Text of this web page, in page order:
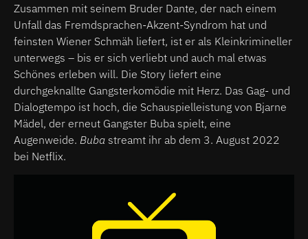
Zusammen mit seinem Bruder Dante, der nach einem
Unfall das Fremdsprachen-Akzent-Syndrom hat und
feinsten Wiener Schmäh liefert, ist er als Kleinkrimineller
unterwegs – bis er sich verliebt und auch mal etwas
Schönes erleben will. Die Story liefert eine
durchgeknallte Gangsterkomödie mit Herz. Das Gag- und
Dialogtempo ist hoch, die Schauspielleistung von Bjarne
Mädel, der erneut Gangster Buba spielt, eine
Augenweide. Buba streamt ihr ab dem 3. August 2022
bei Netflix.